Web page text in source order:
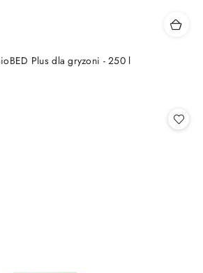
Plus dla gryzoni - 250 l